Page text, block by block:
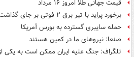
قیمت جهانی طلا امروز ۱۶ مرداد
برخورد پراید با تیر برق ۲ فوتی بر جای گذاشت
حمله سایبری گسترده به بورس آمریکا
صنعا: نیروهای ما در کمین‌ هستند
تلگراف: جنگ علیه ایران ممکن است به یکی